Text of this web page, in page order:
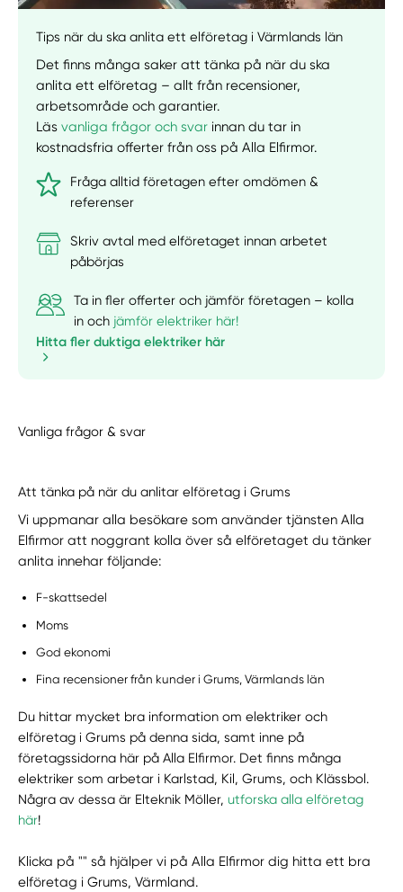
Tips när du ska anlita ett elföretag i Värmlands län
Det finns många saker att tänka på när du ska
anlita ett elföretag – allt från recensioner,
arbetsområde och garantier.
Läsvanliga frågor och svar innan du tar in
kostnadsfria offerter från oss på Alla Elfirmor.
Fråga alltid företagen efter omdömen &
referenser
Skriv avtal med elföretaget innan arbetet
påbörjas
Ta in fler offerter och jämför företagen – kolla
in och jämför elektriker här!
Hitta fler duktiga elektriker här
Vanliga frågor & svar
Att tänka på när du anlitar elföretag i Grums
Vi uppmanar alla besökare som använder tjänsten Alla
Elfirmor att noggrant kolla över så elföretaget du tänker
anlita innehar följande:
F-skattsedel
Moms
God ekonomi
Fina recensioner från kunder i Grums, Värmlands län
Du hittar mycket bra information om elektriker och
elföretag i Grums på denna sida, samt inne på
företagssidorna här på Alla Elfirmor. Det finns många
elektriker som arbetar i Karlstad, Kil, Grums, och Klässbol.
Några av dessa är Elteknik Möller,utforska alla elföretag
här!
Klicka på "" så hjälper vi på Alla Elfirmor dig hitta ett bra
elföretag i Grums, Värmland.